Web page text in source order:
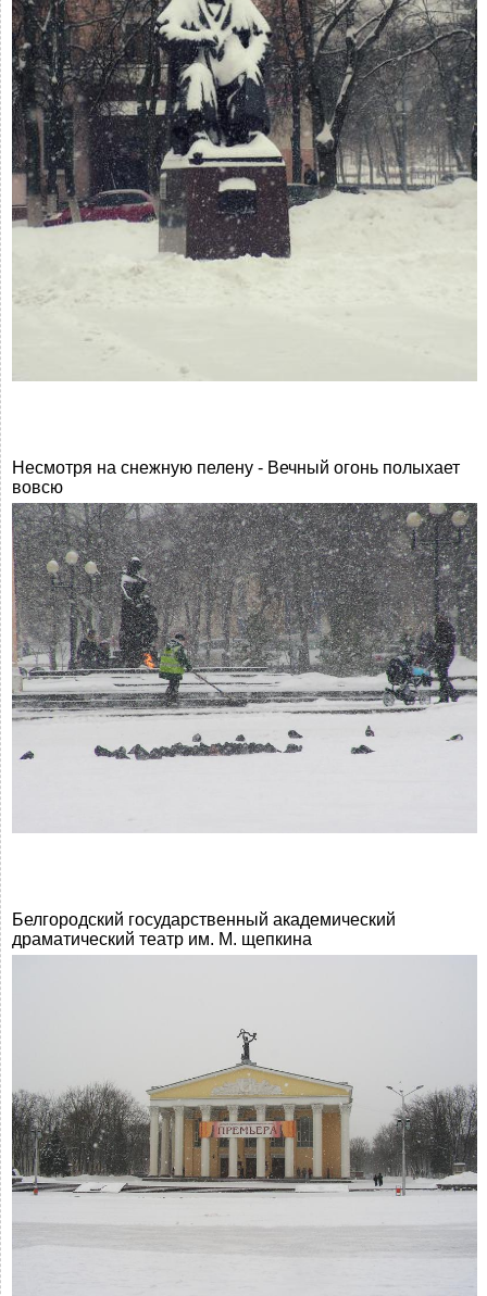
Несмотря на снежную пелену - Вечный огонь полыхает
вовсю
Белгородский государственный академический
драматический театр им. М. щепкина